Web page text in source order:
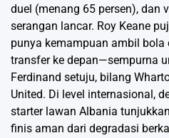
duel (menang 65 persen), dan
serangan lancar. Roy Keane
punya kemampuan ambil bola
transfer ke depan—sempurna
Ferdinand setuju, bilang
United. Di level internasional,
starter lawan Albania
finis aman dari degradasi